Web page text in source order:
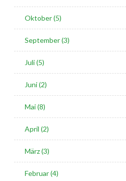
Oktober (5)
September (3)
Juli (5)
Juni (2)
Mai (8)
April (2)
März (3)
Februar (4)